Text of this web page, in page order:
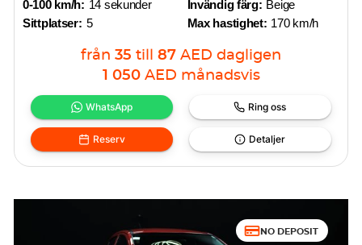
0-100 km/h: 14 sekunder
Sittplatser: 5
Invändig färg: Beige
Max hastighet: 170 km/h
från 35 till 87 AED dagligen
1 050 AED månadsvis
WhatsApp Ring oss
Reserv Detaljer
NO DEPOSIT